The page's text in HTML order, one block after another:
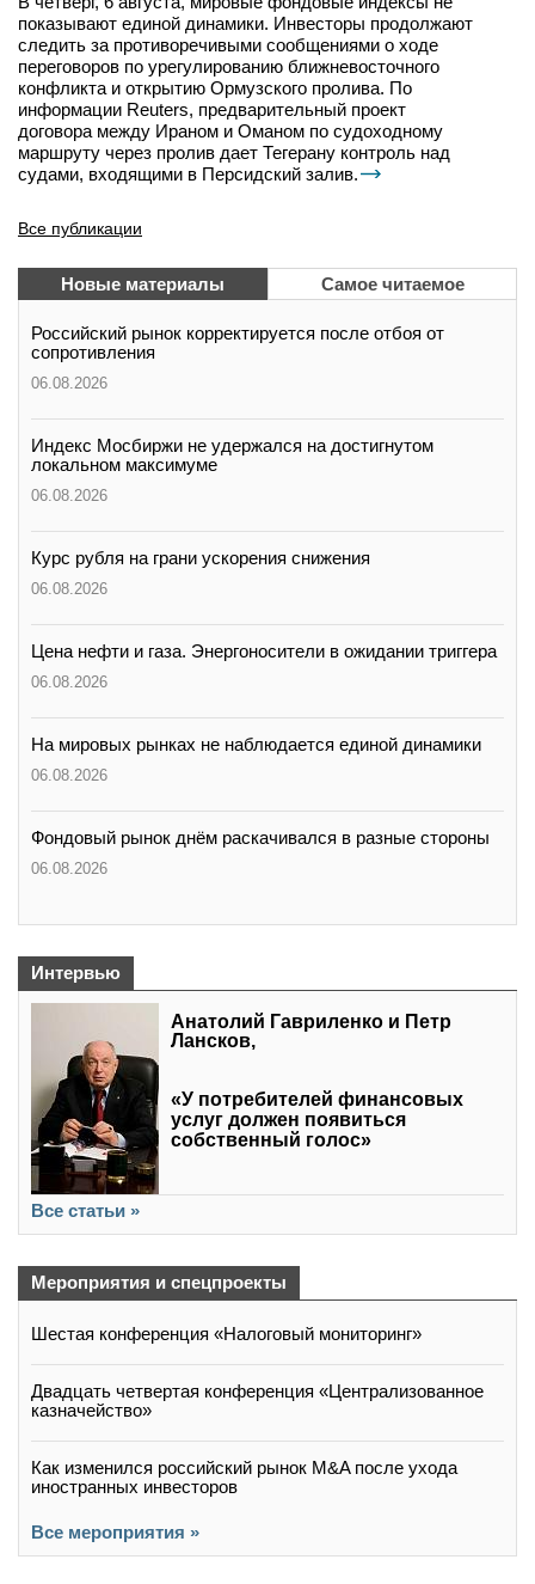
показывают единой динамики. Инвесторы продолжают
следить за противоречивыми сообщениями о ходе
переговоров по урегулированию ближневосточного
конфликта и открытию Ормузского пролива. По
информации Reuters, предварительный проект
договора между Ираном и Оманом по судоходному
маршруту через пролив дает Тегерану контроль над
судами, входящими в Персидский залив.
Все публикации
Новые материалы Самое читаемое
Российский рынок корректируется после отбоя от
сопротивления
06.08.2026
Индекс Мосбиржи не удержался на достигнутом
локальном максимуме
06.08.2026
Курс рубля на грани ускорения снижения
06.08.2026
Цена нефти и газа. Энергоносители в ожидании триггера
06.08.2026
На мировых рынках не наблюдается единой динамики
06.08.2026
Фондовый рынок днём раскачивался в разные стороны
06.08.2026
Интервью
Анатолий Гавриленко и Петр
Лансков,
«У потребителей финансовых
услуг должен появиться
собственный голос»
Все статьи »
Мероприятия и спецпроекты
Шестая конференция «Налоговый мониторинг»
Двадцать четвертая конференция «Централизованное
казначейство»
Как изменился российский рынок M&A после ухода
иностранных инвесторов
Все мероприятия »